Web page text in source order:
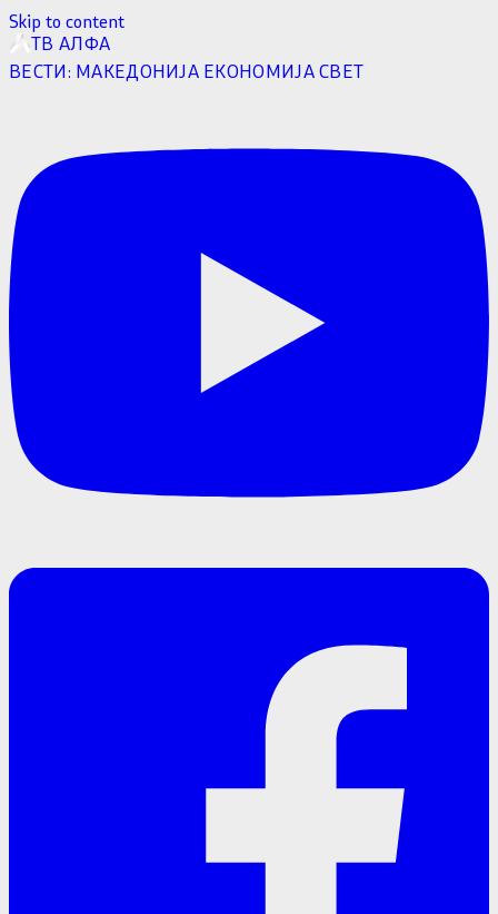
Skip to content
ТВ АЛФА
ВЕСТИ: МАКЕДОНИЈА ЕКОНОМИЈАСВЕТ